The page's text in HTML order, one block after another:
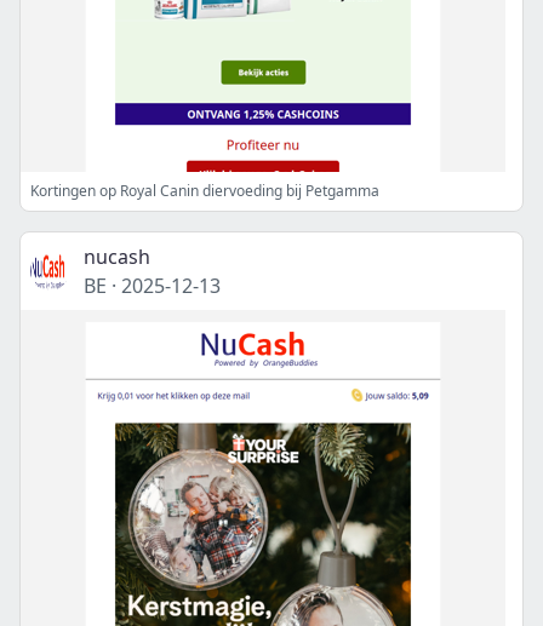
Kortingen op Royal Canin diervoeding bij Petgamma
nucash
BE · 2025-12-13